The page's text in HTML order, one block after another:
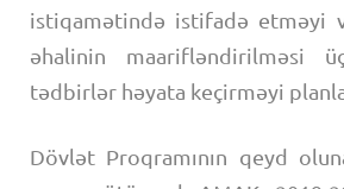
istiqamətində istifadə etməyi
əhalinin maarifləndirilməsi
tədbirlər həyata keçirməyi
Dövlət Proqramının qeyd